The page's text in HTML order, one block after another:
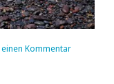
einen Kommentar